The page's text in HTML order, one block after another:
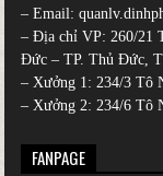
– Email:
– Địa chỉ VP: 260/21
Đức – TP. Thủ Đức,
– Xưởng 1: 234/3 Tô
– Xưởng 2: 234/6 Tô
FANPAGE